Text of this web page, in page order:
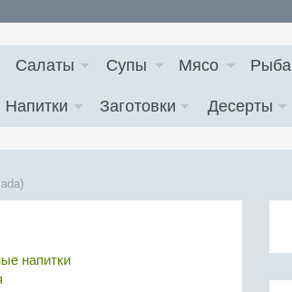
Салаты Супы Мясо Рыба
Напитки Заготовки Десерты
напитки